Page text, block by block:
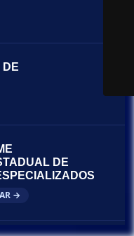
DE
DE
→